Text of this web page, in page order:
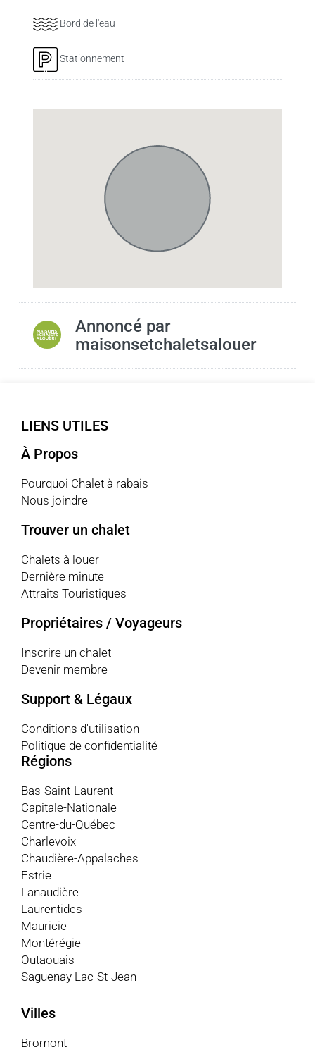
Bord de l'eau
Stationnement
Annoncé par
maisonsetchaletsalouer
LIENS UTILES
À Propos
Pourquoi Chalet à rabais
Nous joindre
Trouver un chalet
Chalets à louer
Dernière minute
Attraits Touristiques
Propriétaires / Voyageurs
Inscrire un chalet
Devenir membre
Support & Légaux
Conditions d'utilisation
Politique de confidentialité
Régions
Bas-Saint-Laurent
Capitale-Nationale
Centre-du-Québec
Charlevoix
Chaudière-Appalaches
Estrie
Lanaudière
Laurentides
Mauricie
Montérégie
Outaouais
Saguenay Lac-St-Jean
Villes
Bromont